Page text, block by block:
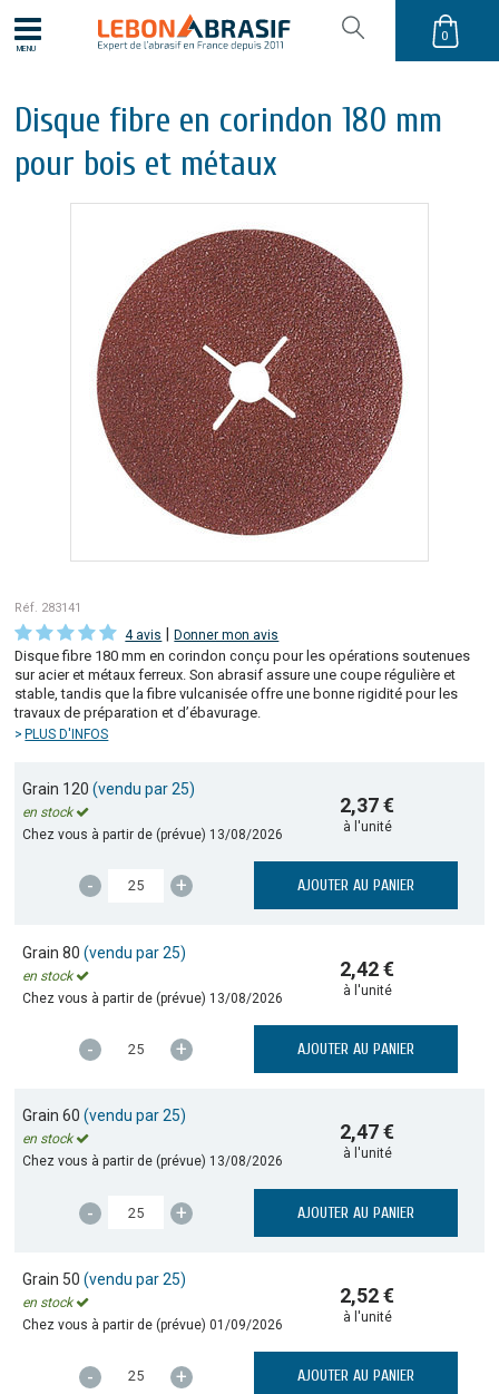
MENU
0
Disque fibre en corindon 180 mm
pour bois et métaux
Réf. 283141
4 avis |Donner mon avis
Disque fibre 180 mm en corindon conçu pour les opérations soutenues
sur acier et métaux ferreux. Son abrasif assure une coupe régulière et
stable, tandis que la fibre vulcanisée offre une bonne rigidité pour les
travaux de préparation et d’ébavurage.
PLUS D'INFOS
Grain 120(vendu par 25)
en stock
Chez vous à partir de (prévue) 13/08/2026
2,37 €
à l'unité
- + AJOUTER AU PANIER
Grain 80(vendu par 25)
en stock
Chez vous à partir de (prévue) 13/08/2026
2,42 €
à l'unité
- + AJOUTER AU PANIER
Grain 60(vendu par 25)
en stock
Chez vous à partir de (prévue) 13/08/2026
2,47 €
à l'unité
- + AJOUTER AU PANIER
Grain 50(vendu par 25)
en stock
Chez vous à partir de (prévue)01/09/2026
2,52 €
à l'unité
- + AJOUTER AU PANIER